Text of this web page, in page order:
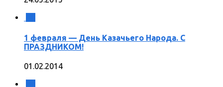
1 февраля — День Казачьего Народа. С
ПРАЗДНИКОМ!
01.02.2014